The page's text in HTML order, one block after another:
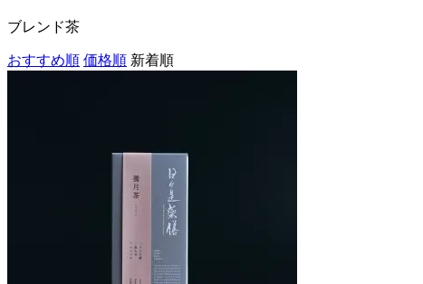
ブレンド茶
おすすめ順 価格順 新着順